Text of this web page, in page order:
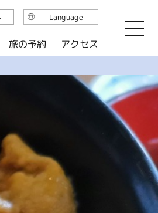
旅の予約 アクセス
Language
English
简体中文